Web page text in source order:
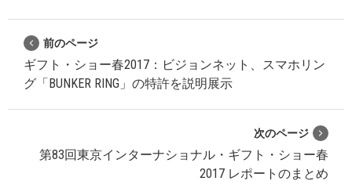
前のページ
ギフト・ショー春2017：ビジョンネット、スマホリン
グ「BUNKER RING」の特許を説明展示
次のページ
第83回東京インターナショナル・ギフト・ショー春
2017 レポートのまとめ